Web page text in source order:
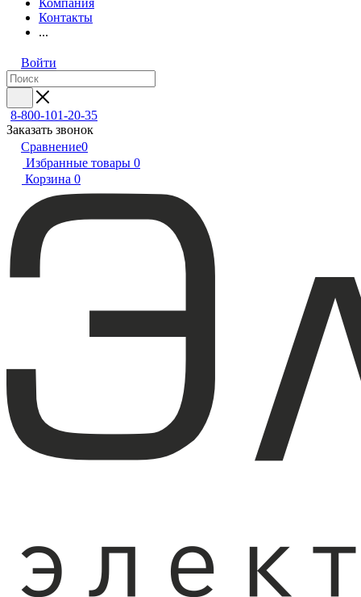
Компания
Контакты
...
Войти
8-800-101-20-35
Заказать звонок
Сравнение0
Избранные товары 0
Корзина 0